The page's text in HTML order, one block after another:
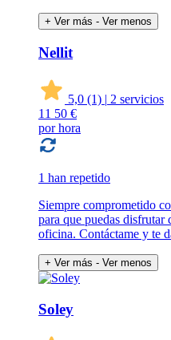
+ Ver más - Ver menos
Nellit
5,0 (1) | 2 servicios
11 50 €
por hora
1 han repetido
Siempre comprometido
para que puedas disfrutar
oficina. Contáctame y te
+ Ver más - Ver menos
Soley